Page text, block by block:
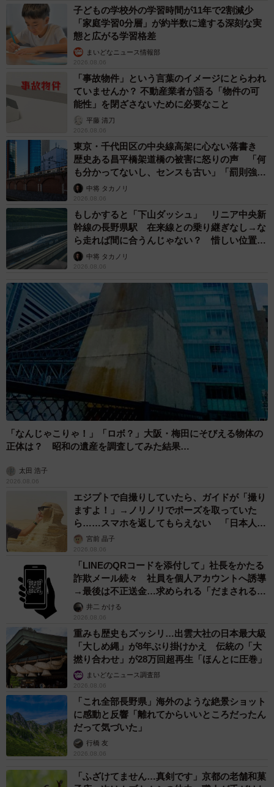
子どもの学校外の学習時間が11年で2割減少
「家庭学習0分層」が約半数に達する深刻な実
態と広がる学習格差
まいどなニュース情報部
2026.08.06
「事故物件」という言葉のイメージにとらわれ
ていませんか？ 不動産業者が語る「物件の可
能性」を閉ざさないために必要なこと
平藤 清刀
2026.08.06
東京・千代田区の中央線高架に心ない落書き
歴史ある昌平橋架道橋の被害に怒りの声 「何
も分かってないし、センスも古い」「罰則強化
して」中将 タカノリ
2026.08.06
もしかすると「下山ダッシュ」 リニア中央新
幹線の長野県駅 在来線との乗り継ぎなし→な
ら走れば間に合うんじゃない？ 惜しい位置関
係が反響
中将 タカノリ
2026.08.06
「なんじゃこりゃ！」「ロボ？」大阪・梅田にそびえる物体の
正体は？ 昭和の遺産を調査してみた結果…
太田 浩子
2026.08.06
エジプトで自撮りしていたら、ガイドが「撮り
ますよ！」→ノリノリでポーズを取っていた
ら……スマホを返してもらえない 「日本人は
カモ代表かも」「私は6時間で3万円払った」
宮前 晶子
2026.08.06
「LINEのQRコードを添付して」社長をかたる
詐欺メール続々 社員を個人アカウントへ誘導
→最後は不正送金…求められる「だまされる前
提」の対策
井二 かける
2026.08.06
重みも歴史もズッシリ…出雲大社の日本最大級
「大しめ縄」が8年ぶり掛けかえ 伝統の「大
撚り合わせ」が28万回超再生「ほんとに圧巻」
まいどなニュース調査部
2026.08.06
「これ全部長野県」海外のような絶景ショット
に感動と反響「離れてからいいところだったん
だって気づいた」
行橋 友
2026.08.06
「ふざけてません…真剣です」京都の老舗和菓